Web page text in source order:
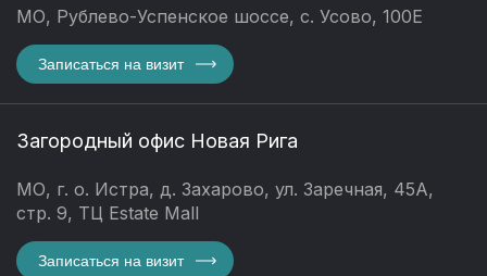
МО, Рублево-Успенское шоссе, с. Усово, 100Е
Записаться на визит
Загородный офис Новая Рига
МО, г. о. Истра, д. Захарово, ул. Заречная, 45А,
стр. 9, ТЦ Estate Mall
Записаться на визит